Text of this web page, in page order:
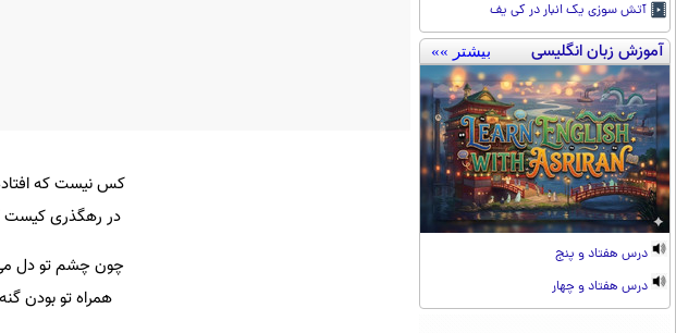
آتش سوزی یک انبار در کی یف
آموزش زبان انگلیسی بیشتر »»
درس هفتاد و پنج
درس هفتاد و چهار
کس نیست که
در رهگذری کیست
چون چشم تو دل
همراه تو بودن